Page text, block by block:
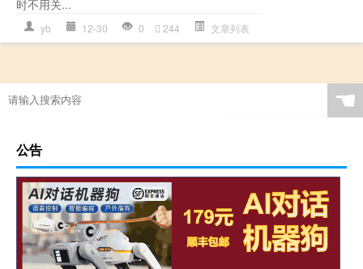
时不用关...
yb 12-30 0 244 文章列表
☚
公告